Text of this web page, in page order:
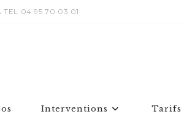
TEL 04 95 70 03 01
Interventions Tarifs